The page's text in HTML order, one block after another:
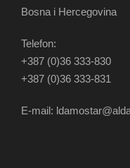
Bosna i Hercegovina
Telefon:
+387 (0)36 333-830
+387 (0)36 333-831
E-mail: